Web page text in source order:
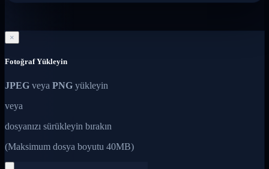
×
Fotoğraf Yükleyin
JPEG veya PNG yükleyin
veya
dosyanızı sürükleyin bırakın
(Maksimum dosya boyutu 40MB)